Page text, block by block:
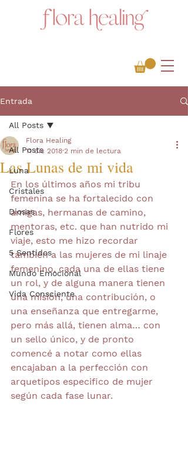
Entrada
All Posts
Luna
Cristales
Diosas
Flores
5 Sentidos
Mundo Emocional
Vida Consciente
All Posts
Las Lunas de mi vida
Flora Healing
11 dic 2018 2 min de lectura
En los últimos años mi tribu
femenina se ha fortalecido con
amigas, hermanas de camino,
mentoras, etc. que han nutrido mi
viaje, esto me hizo recordar
también a las mujeres de mi linaje
femenino, cada una de ellas tiene
un rol, y de alguna manera tienen
una misión, una contribución, o
una enseñanza que entregarme,
pero más allá, tienen alma… con
un sello único, y de pronto
comencé a notar como ellas
encajaban a la perfección con
arquetipos especifico de mujer
según cada fase lunar.